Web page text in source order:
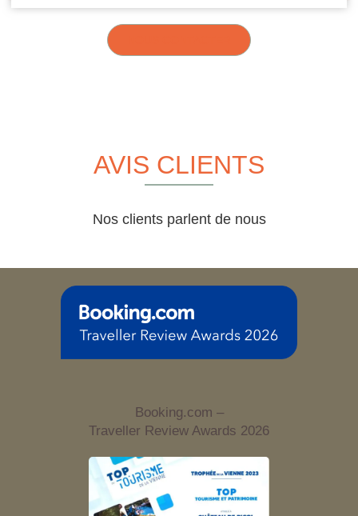
AVIS CLIENTS
Nos clients parlent de nous
Booking.com –
Traveller Review Awards 2026